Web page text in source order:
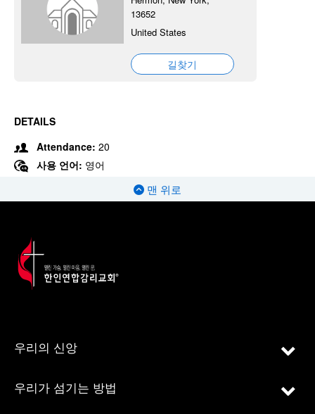
13652
United States
길찾기
DETAILS
Attendance: 20
사용 언어: 영어
맨 위로
우리의 신앙
우리가 섬기는 방법